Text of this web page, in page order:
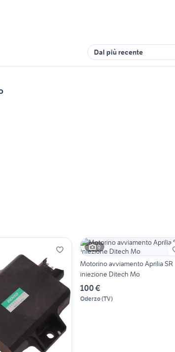
Dal più recente
9
Motorino avviamento Aprilia SR
iniezione Ditech Mo
100 €
Oderzo(TV)